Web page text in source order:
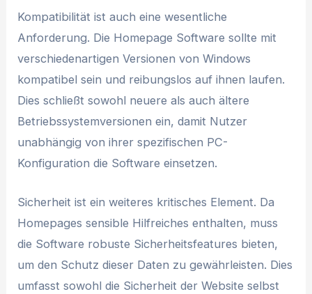
Kompatibilität ist auch eine wesentliche
Anforderung. Die Homepage Software sollte mit
verschiedenartigen Versionen von Windows
kompatibel sein und reibungslos auf ihnen laufen.
Dies schließt sowohl neuere als auch ältere
Betriebssystemversionen ein, damit Nutzer
unabhängig von ihrer spezifischen PC-
Konfiguration die Software einsetzen.
Sicherheit ist ein weiteres kritisches Element. Da
Homepages sensible Hilfreiches enthalten, muss
die Software robuste Sicherheitsfeatures bieten,
um den Schutz dieser Daten zu gewährleisten. Dies
umfasst sowohl die Sicherheit der Website selbst